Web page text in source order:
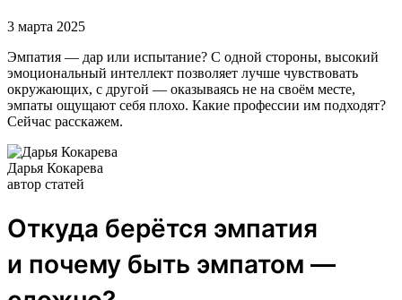
3 марта 2025
Эмпатия — дар или испытание? С одной стороны, высокий
эмоциональный интеллект позволяет лучше чувствовать
окружающих, с другой — оказываясь не на своём месте,
эмпаты ощущают себя плохо. Какие профессии им подходят?
Сейчас расскажем.
Дарья Кокарева
автор статей
Откуда берётся эмпатия
и почему быть эмпатом —